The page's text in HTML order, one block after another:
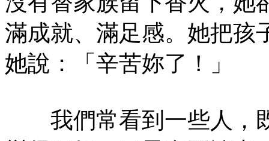
滿成就、滿足感。她把孩
她說：「辛苦妳了！」
我們常看到一些人，